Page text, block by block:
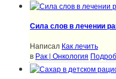
Сила слов в лечении
Написал Как лечить
в Рак | Онкология